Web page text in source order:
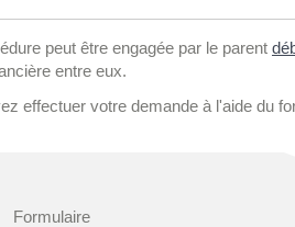
peut être engagée par le parent
entre eux.
effectuer votre demande à l'aide du
Formulaire